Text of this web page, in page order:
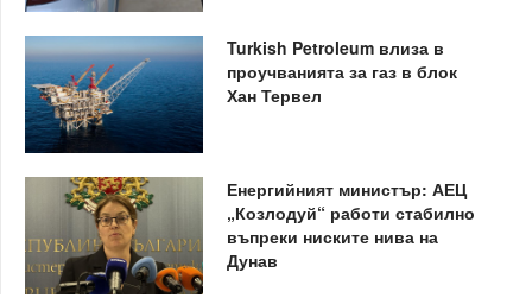
Turkish Petroleum влиза в
проучванията за газ в блок
Хан Тервел
Енергийният министър: АЕЦ
„Козлодуй“ работи стабилно
въпреки ниските нива на
Дунав